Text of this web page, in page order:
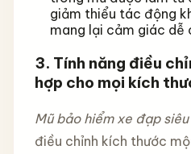
giảm thiểu tác động
mang lại cảm giác dễ
3. Tính năng điều
hợp cho mọi kích
Mũ bảo hiểm xe đạp
điều chỉnh kích thước